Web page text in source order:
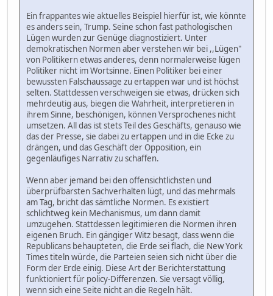
Ein frappantes wie aktuelles Beispiel hierfür ist, wie könnte
es anders sein, Trump. Seine schon fast pathologischen
Lügen wurden zur Genüge diagnostiziert. Unter
demokratischen Normen aber verstehen wir bei ,,Lügen"
von Politikern etwas anderes, denn normalerweise lügen
Politiker nicht im Wortsinne. Einen Politiker bei einer
bewussten Falschaussage zu ertappen war und ist höchst
selten. Stattdessen verschweigen sie etwas, drücken sich
mehrdeutig aus, biegen die Wahrheit, interpretieren in
ihrem Sinne, beschönigen, können Versprochenes nicht
umsetzen. All das ist stets Teil des Geschäfts, genauso wie
das der Presse, sie dabei zu ertappen und in die Ecke zu
drängen, und das Geschäft der Opposition, ein
gegenläufiges Narrativ zu schaffen.
Wenn aber jemand bei den offensichtlichsten und
überprüfbarsten Sachverhalten lügt, und das mehrmals
am Tag, bricht das sämtliche Normen. Es existiert
schlichtweg kein Mechanismus, um dann damit
umzugehen. Stattdessen legitimieren die Normen ihren
eigenen Bruch. Ein gängiger Witz besagt, dass wenn die
Republicans behaupteten, die Erde sei flach, die New York
Times titeln würde, die Parteien seien sich nicht über die
Form der Erde einig. Diese Art der Berichterstattung
funktioniert für policy-Differenzen. Sie versagt völlig,
wenn sich eine Seite nicht an die Regeln hält.